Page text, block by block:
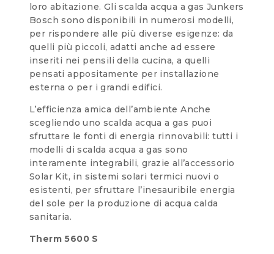
loro abitazione. Gli scalda acqua a gas Junkers
Bosch sono disponibili in numerosi modelli,
per rispondere alle più diverse esigenze: da
quelli più piccoli, adatti anche ad essere
inseriti nei pensili della cucina, a quelli
pensati appositamente per installazione
esterna o per i grandi edifici.
L’efficienza amica dell’ambiente Anche
scegliendo uno scalda acqua a gas puoi
sfruttare le fonti di energia rinnovabili: tutti i
modelli di scalda acqua a gas sono
interamente integrabili, grazie all’accessorio
Solar Kit, in sistemi solari termici nuovi o
esistenti, per sfruttare l’inesauribile energia
del sole per la produzione di acqua calda
sanitaria.
Therm 5600 S